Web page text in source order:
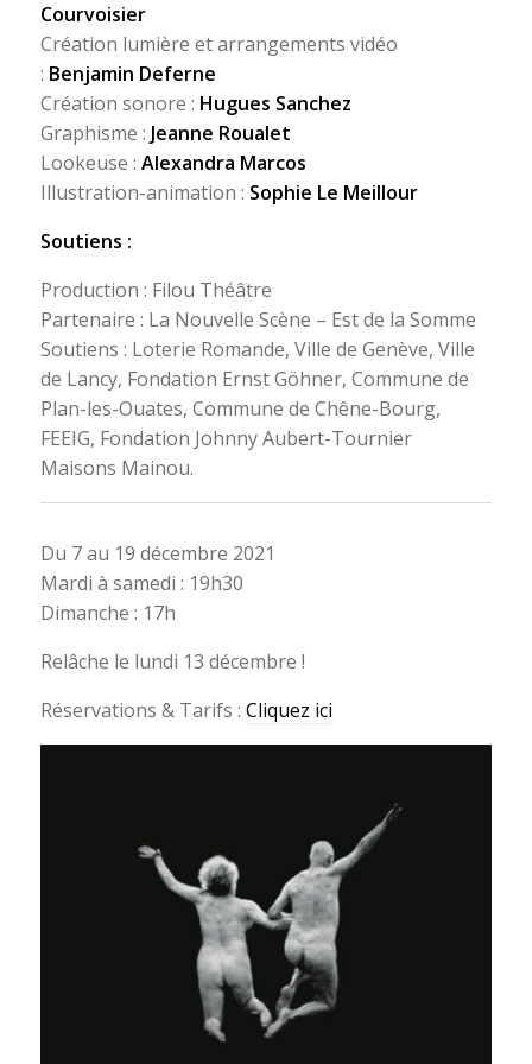
Courvoisier
Création lumière et arrangements vidéo
: Benjamin Deferne
Création sonore : Hugues Sanchez
Graphisme : Jeanne Roualet
Lookeuse : Alexandra Marcos
Illustration-animation : Sophie Le Meillour
Soutiens :
Production : Filou Théâtre
Partenaire : La Nouvelle Scène – Est de la Somme
Soutiens : Loterie Romande, Ville de Genève, Ville
de Lancy, Fondation Ernst Göhner, Commune de
Plan-les-Ouates, Commune de Chêne-Bourg,
FEEIG, Fondation Johnny Aubert-Tournier
Maisons Mainou.
Du 7 au 19 décembre 2021
Mardi à samedi : 19h30
Dimanche : 17h
Relâche le lundi 13 décembre !
Réservations & Tarifs : Cliquez ici